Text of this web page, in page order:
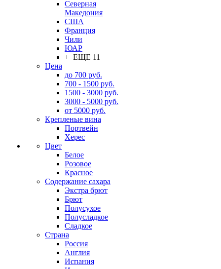
Северная
Македония
США
Франция
Чили
ЮАР
+ ЕЩЕ 11
Цена
до 700 руб.
700 - 1500 руб.
1500 - 3000 руб.
3000 - 5000 руб.
от 5000 руб.
Крепленые вина
Портвейн
Херес
Цвет
Белое
Розовое
Красное
Содержание сахара
Экстра брют
Брют
Полусухое
Полусладкое
Сладкое
Страна
Россия
Англия
Испания